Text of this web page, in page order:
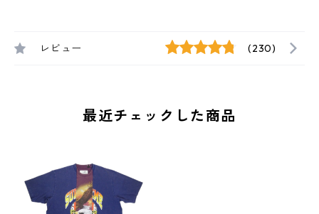
レビュー (230)
最近チェックした商品